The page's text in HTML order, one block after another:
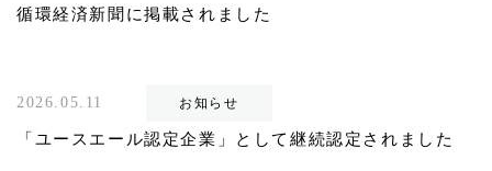
循環経済新聞に掲載されました
2026.05.11 お知らせ
「ユースエール認定企業」として継続認定されました